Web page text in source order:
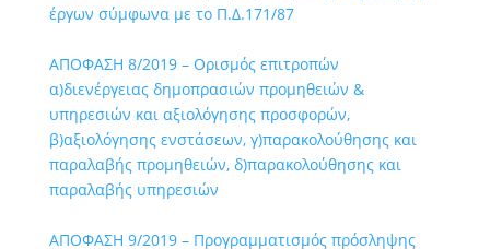
έργων σύμφωνα με το Π.Δ.171/87
ΑΠΟΦΑΣΗ 8/2019 – Ορισμός επιτροπών
α)διενέργειας δημοπρασιών προμηθειών &
υπηρεσιών και αξιολόγησης προσφορών,
β)αξιολόγησης ενστάσεων, γ)παρακολούθησης και
παραλαβής προμηθειών, δ)παρακολούθησης και
παραλαβής υπηρεσιών
ΑΠΟΦΑΣΗ 9/2019 – Προγραμματισμός πρόσληψης